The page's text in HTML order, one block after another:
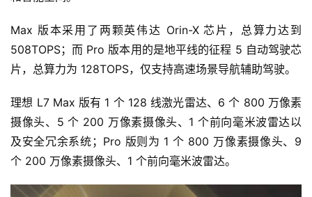
Max 版本采用了两颗英伟达 Orin-X 芯片，总算力达到
508TOPS；而 Pro 版本用的是地平线的征程 5 自动驾驶芯
片，总算力为 128TOPS，仅支持高速场景导航辅助驾驶。
理想 L7 Max 版有 1 个 128 线激光雷达、6 个 800 万像素
摄像头、5 个 200 万像素摄像头、1 个前向毫米波雷达以
及安全冗余系统；Pro 版则为 1 个 800 万像素摄像头、9
个 200 万像素摄像头、1 个前向毫米波雷达。